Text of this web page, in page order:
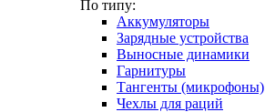
По типу:
Аккумуляторы
Зарядные устройства
Выносные динамики
Гарнитуры
Тангенты (микрофоны)
Чехлы для раций